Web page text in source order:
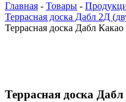
Главная - Товары -
Террасная доска Дабл 2Д
Террасная доска Дабл Какао
Террасная доска